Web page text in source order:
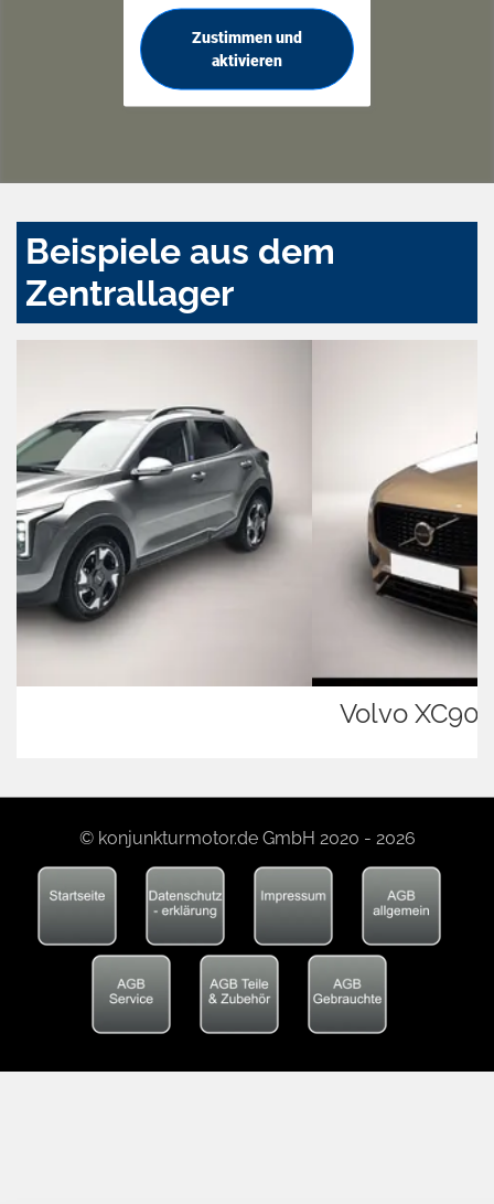
Zustimmen und
aktivieren
Beispiele aus dem
Zentrallager
© konjunkturmotor.de GmbH 2020 - 2026